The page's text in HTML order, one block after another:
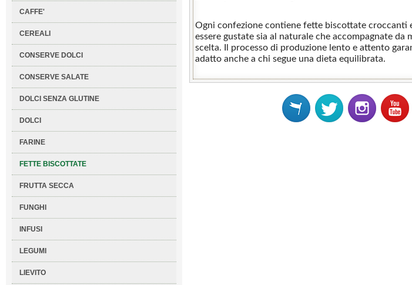
CAFFE'
CEREALI
CONSERVE DOLCI
CONSERVE SALATE
DOLCI SENZA GLUTINE
DOLCI
FARINE
FETTE BISCOTTATE
FRUTTA SECCA
FUNGHI
INFUSI
LEGUMI
LIEVITO
Ogni confezione contiene fette biscottate croccanti
essere gustate sia al naturale che accompagnate
scelta. Il processo di produzione lento e attento
adatto anche a chi segue una dieta equilibrata.